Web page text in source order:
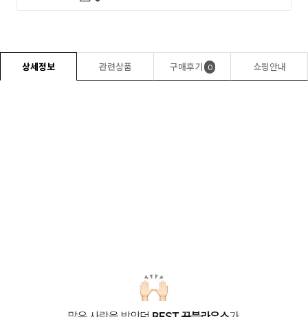
상세정보 관련상품 구매후기 0 쇼핑안내